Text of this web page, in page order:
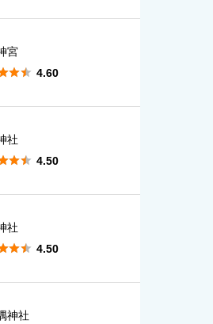
宮
 4.60
社
 4.50
社
 4.50
神社